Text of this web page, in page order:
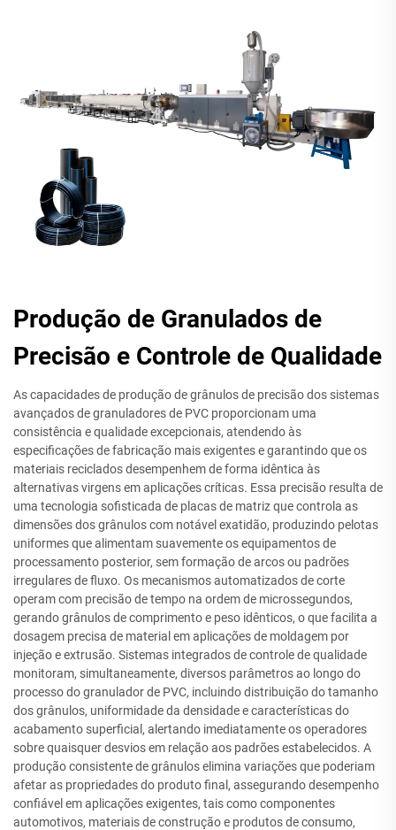
Produção de Granulados de
Precisão e Controle de Qualidade
As capacidades de produção de grânulos de precisão dos sistemas
avançados de granuladores de PVC proporcionam uma
consistência e qualidade excepcionais, atendendo às
especificações de fabricação mais exigentes e garantindo que os
materiais reciclados desempenhem de forma idêntica às
alternativas virgens em aplicações críticas. Essa precisão resulta de
uma tecnologia sofisticada de placas de matriz que controla as
dimensões dos grânulos com notável exatidão, produzindo pelotas
uniformes que alimentam suavemente os equipamentos de
processamento posterior, sem formação de arcos ou padrões
irregulares de fluxo. Os mecanismos automatizados de corte
operam com precisão de tempo na ordem de microssegundos,
gerando grânulos de comprimento e peso idênticos, o que facilita a
dosagem precisa de material em aplicações de moldagem por
injeção e extrusão. Sistemas integrados de controle de qualidade
monitoram, simultaneamente, diversos parâmetros ao longo do
processo do granulador de PVC, incluindo distribuição do tamanho
dos grânulos, uniformidade da densidade e características do
acabamento superficial, alertando imediatamente os operadores
sobre quaisquer desvios em relação aos padrões estabelecidos. A
produção consistente de grânulos elimina variações que poderiam
afetar as propriedades do produto final, assegurando desempenho
confiável em aplicações exigentes, tais como componentes
automotivos, materiais de construção e produtos de consumo,